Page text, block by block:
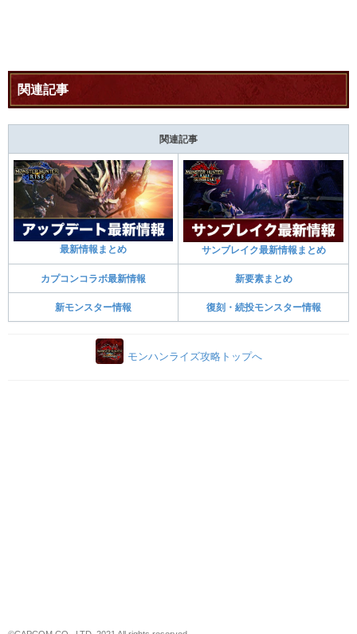
関連記事
関連記事
最新情報まとめ サンブレイク最新情報まとめ
カプコンコラボ最新情報 新要素まとめ
新モンスター情報 復刻・続投モンスター情報
モンハンライズ攻略トップへ